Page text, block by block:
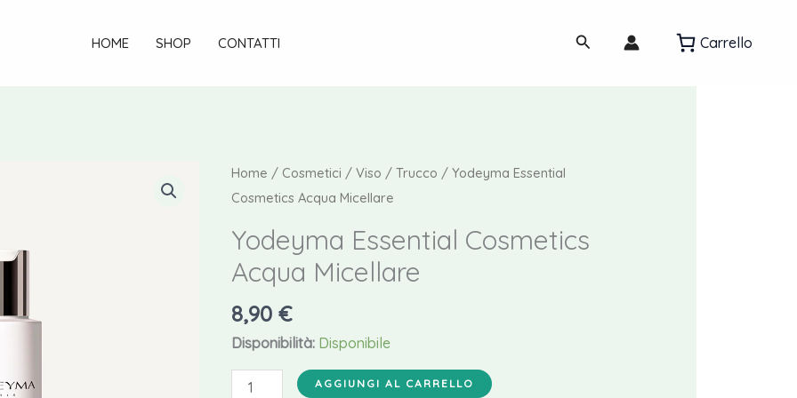
HOME SHOP CONTATTI Cerca Carrello
Home / Cosmetici /Viso /Trucco / Yodeyma Essential
Cosmetics Acqua Micellare
Yodeyma Essential Cosmetics
Acqua Micellare
8,90€
Disponibilità: Disponibile
Yodeyma
AGGIUNGI AL CARRELLO